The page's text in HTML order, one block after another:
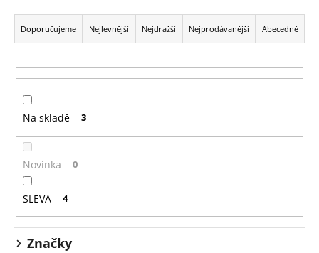
Ř
a
z
e
n
p
r
o
d
u
k
t
Doporučujeme Nejlevnější Nejdražší Nejprodávanější Abecedně
Na skladě 3
Novinka 0
SLEVA 4
Značky
t
e
n
a
j
t
HLEDAT